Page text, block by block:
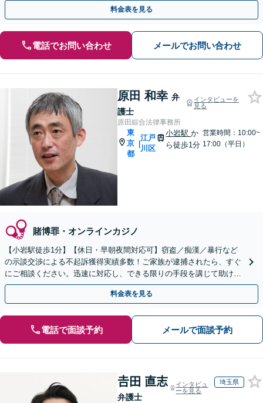
料金表を見る
電話でお問い合わせ メールでお問い合わせ
原田 和幸 弁
護士
インタビューを
見る
原田綜合法律事務所
東
京
都
|
江戸
川区
小岩駅か
ら徒歩1分
営業時間：10:00~
17:00（平日）
賭博罪・オンラインカジノ
【小岩駅徒歩1分】【休日・早朝夜間対応可】窃盗／痴漢／暴行など
の示談交渉による不起訴獲得実績多数！ご家族が逮捕されたら、すぐ
にご相談ください。迅速に対応し、できる限りの手段を講じて助けら
れるよう尽力いたします。【メディア出演経験あり】
料金表を見る
電話で面談予約 メールで面談予約
𠮷田 直志
弁護士
インタビュ
ーを見る
埼玉県